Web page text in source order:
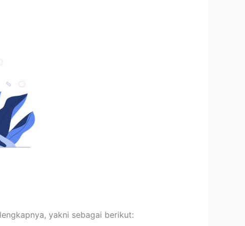
yakni sebagai berikut: